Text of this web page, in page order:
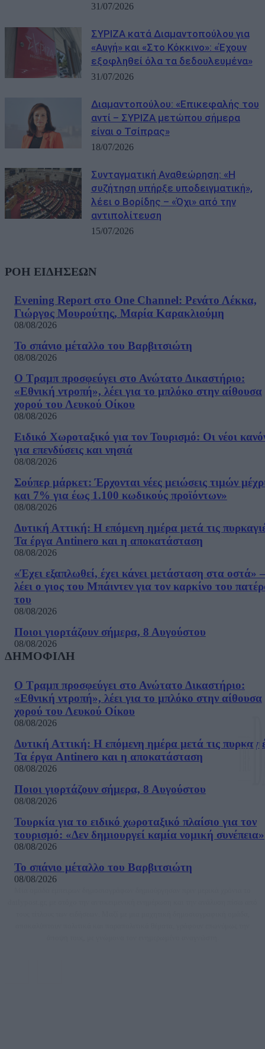
31/07/2026
ΣΥΡΙΖΑ κατά Διαμαντοπούλου για
«Αυγή» και «Στο Κόκκινο»: «Έχουν
εξοφληθεί όλα τα δεδουλευμένα»
31/07/2026
Διαμαντοπούλου: «Επικεφαλής του
αντί – ΣΥΡΙΖΑ μετώπου σήμερα
είναι ο Τσίπρας»
18/07/2026
Συνταγματική Αναθεώρηση: «Η
συζήτηση υπήρξε υποδειγματική»,
λέει ο Βορίδης – «Όχι» από την
αντιπολίτευση
15/07/2026
ΡΟΗ ΕΙΔΗΣΕΩΝ
Evening Report στο One Channel: Ρενάτο Λέκκα,
Γιώργος Μουρούτης, Μαρία Καρακλιούμη
08/08/2026
Το σπάνιο μέταλλο του Βαρβιτσιώτη
08/08/2026
Ο Τραμπ προσφεύγει στο Ανώτατο Δικαστήριο:
«Εθνική ντροπή», λέει για το μπλόκο στην αίθουσα
χορού του Λευκού Οίκου
08/08/2026
Ειδικό Χωροταξικό για τον Τουρισμό: Οι νέοι
για επενδύσεις και νησιά
08/08/2026
Σούπερ μάρκετ: Έρχονται νέες μειώσεις τιμών
και 7% για έως 1.100 κωδικούς προϊόντων»
08/08/2026
Δυτική Αττική: Η επόμενη ημέρα μετά τις
Τα έργα Antinero και η αποκατάσταση
08/08/2026
«Έχει εξαπλωθεί, έχει κάνει μετάσταση στα οστά»
λέει ο γιος του Μπάιντεν για τον καρκίνο του
του
08/08/2026
Ποιοι γιορτάζουν σήμερα, 8 Αυγούστου
08/08/2026
ΔΗΜΟΦΙΛΗ
Ο Τραμπ προσφεύγει στο Ανώτατο Δικαστήριο:
«Εθνική ντροπή», λέει για το μπλόκο στην αίθουσα
χορού του Λευκού Οίκου
08/08/2026
Δυτική Αττική: Η επόμενη ημέρα μετά τις
Τα έργα Antinero και η αποκατάσταση
08/08/2026
Ποιοι γιορτάζουν σήμερα, 8 Αυγούστου
08/08/2026
Τουρκία για το ειδικό χωροταξικό πλαίσιο για τον
τουρισμό: «Δεν δημιουργεί καμία νομική συνέπεια»
08/08/2026
Το σπάνιο μέταλλο του Βαρβιτσιώτη
08/08/2026